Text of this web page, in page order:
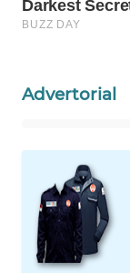
Advertorial
WAHANA
TANI
ADVOKAT
INFRASTRUKTUR
WAHANA
KONSUMEN